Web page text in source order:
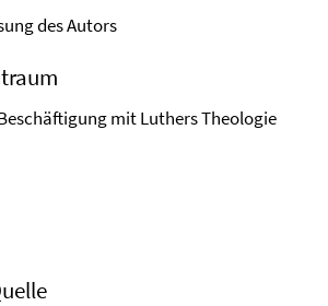
des Autors
mit Luthers Theologie